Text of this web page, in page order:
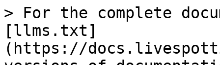
> For the complete
[llms.txt]
(https://